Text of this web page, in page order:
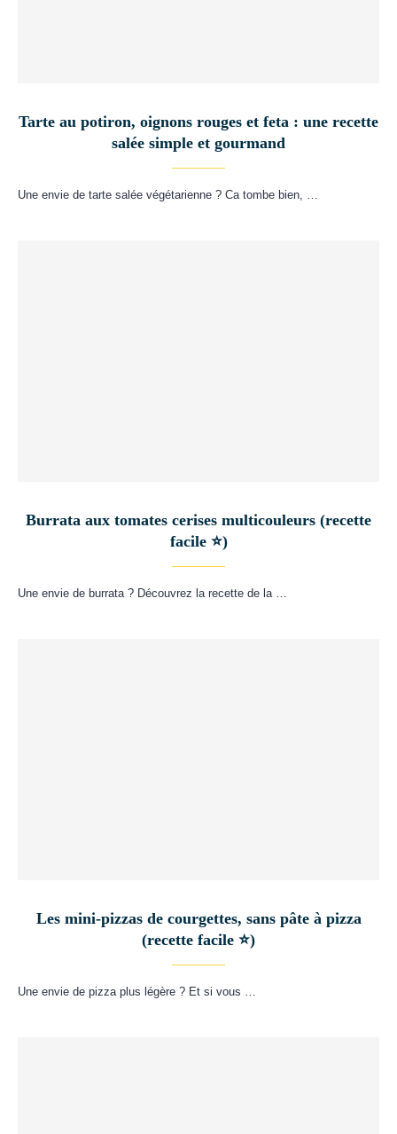
Tarte au potiron, oignons rouges et feta : une recette
salée simple et gourmand
Une envie de tarte salée végétarienne ? Ca tombe bien, …
Burrata aux tomates cerises multicouleurs (recette
facile ⭐)
Une envie de burrata ? Découvrez la recette de la …
Les mini-pizzas de courgettes, sans pâte à pizza
(recette facile ⭐)
Une envie de pizza plus légère ? Et si vous …